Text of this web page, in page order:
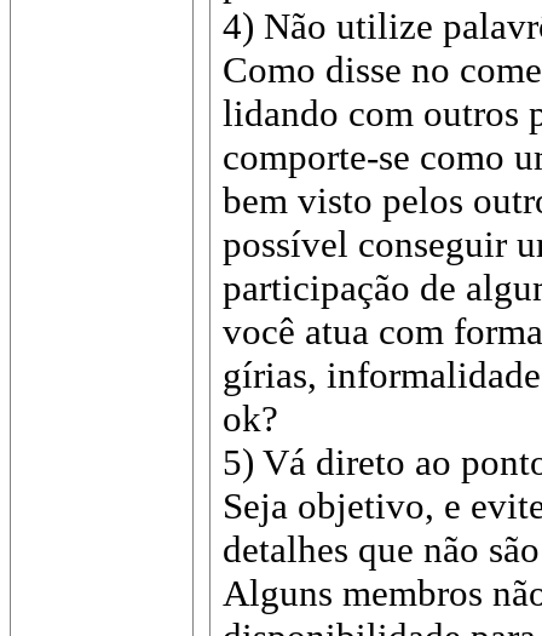
4) Não utilize
Como disse no
lidando com outros
comporte-se como
bem visto pelos
possível conseguir
participação de
você atua com
gírias,
ok?
5) Vá direto ao
Seja objetivo, e
detalhes que não
Alguns membros